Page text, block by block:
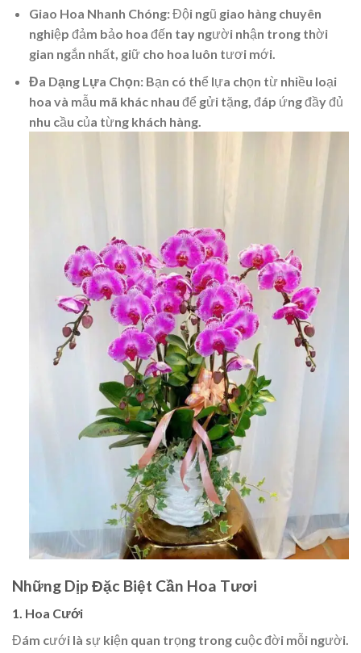
Giao Hoa Nhanh Chóng:Đội ngũ giao hàng chuyên
nghiệp đảm bảo hoa đến tay người nhận trong thời
gian ngắn nhất, giữ cho hoa luôn tươi mới.
Đa Dạng Lựa Chọn:Bạn có thể lựa chọn từ nhiều loại
hoa và mẫu mã khác nhau để gửi tặng, đáp ứng đầy đủ
nhu cầu của từng khách hàng.
Những Dịp Đặc Biệt Cần Hoa Tươi
1. Hoa Cưới
Đám cưới là sự kiện quan trọng trong cuộc đời mỗi người.